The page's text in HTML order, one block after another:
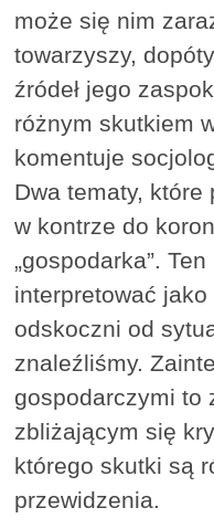
może się nim
towarzyszy,
źródeł jego
różnym skutkiem
komentuje
Dwa tematy, które
w kontrze do
„gospodarka”.
interpretować
odskoczni od
znaleźliśmy.
gospodarczymi to
zbliżającym się
którego skutki są
przewidzenia.